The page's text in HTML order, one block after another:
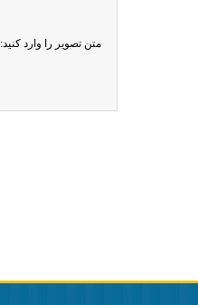
متن تصویر را وارد کنید: